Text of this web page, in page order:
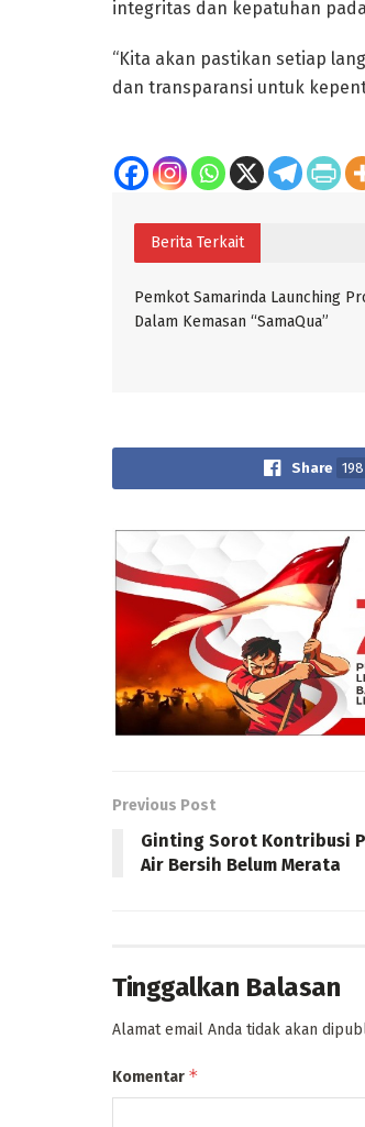
integritas dan kepatuhan
“Kita akan pastikan setiap
dan transparansi untuk
Berita Terkait
Pemkot Samarinda Launching
Dalam Kemasan “SamaQua”
Share 198
Previous Post
Ginting Sorot Kontribusi
Air Bersih Belum Merata
Tinggalkan Balasan
Alamat email Anda tidak akan
Komentar *